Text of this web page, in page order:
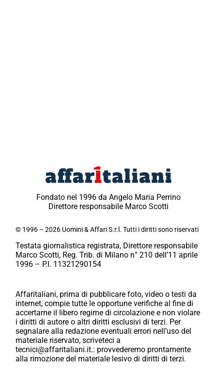
Fondato nel 1996 da Angelo Maria Perrino
Direttore responsabile Marco Scotti
© 1996 – 2026 Uomini & Affari S.r.l. Tutti i diritti sono riservati
Testata giornalistica registrata, Direttore responsabile
Marco Scotti, Reg. Trib. di Milano n° 210 dell’11 aprile
1996 – P.I. 11321290154
Affaritaliani, prima di pubblicare foto, video o testi da
internet, compie tutte le opportune verifiche al fine di
accertarne il libero regime di circolazione e non violare
i diritti di autore o altri diritti esclusivi di terzi. Per
segnalare alla redazione eventuali errori nell’uso del
materiale riservato, scriveteci a
tecnici@affaritaliani.it.: provvederemo prontamente
alla rimozione del materiale lesivo di diritti di terzi.